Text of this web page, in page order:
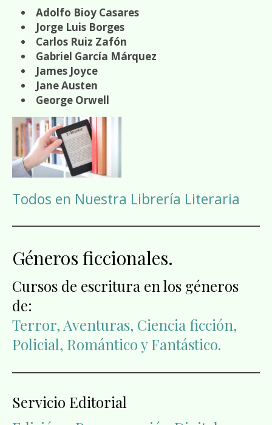
Adolfo Bioy Casares
Jorge Luis Borges
Carlos Ruiz Zafón
Gabriel García Márquez
James Joyce
Jane Austen
George Orwell
Todos en Nuestra Librería Literaria
Géneros ficcionales.
Cursos de escritura en los géneros
de:
Terror, Aventuras, Ciencia ficción,
Policial, Romántico y Fantástico.
Servicio Editorial